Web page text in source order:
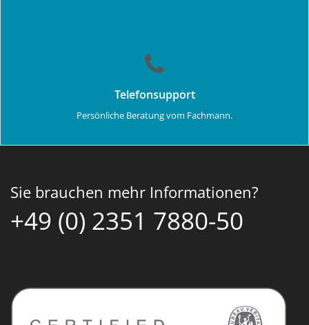
Telefonsupport
Persönliche Beratung vom Fachmann.
Sie brauchen mehr Informationen?
+49 (0) 2351 7880-50